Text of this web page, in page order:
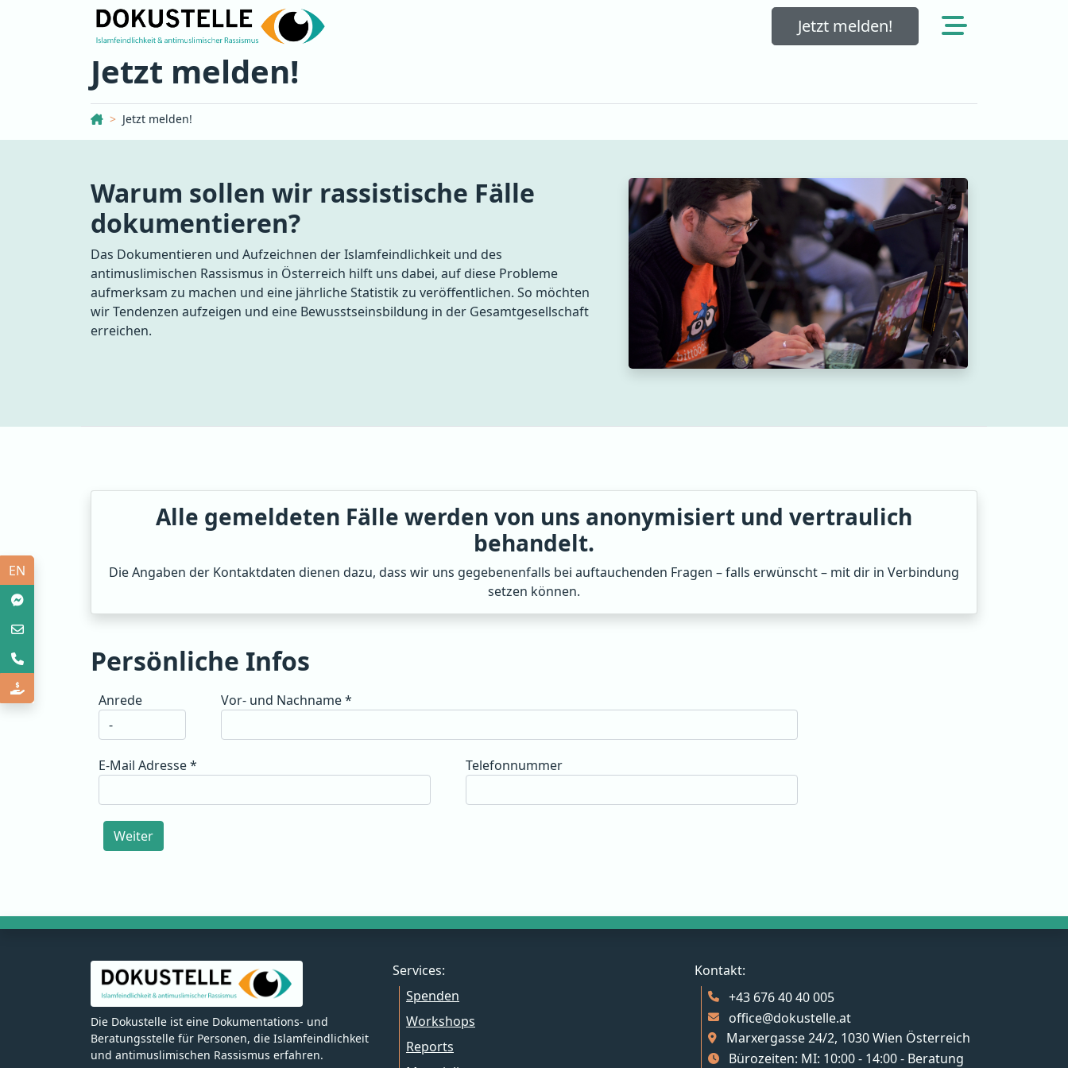
Jetzt melden!
Jetzt melden!
Dokustelle Österreich
Jetzt melden!
Warum sollen wir rassistische Fälle
dokumentieren?
Das Dokumentieren und Aufzeichnen der Islamfeindlichkeit und des
antimuslimischen Rassismus in Österreich hilft uns dabei, auf diese Probleme
aufmerksam zu machen und eine jährliche Statistik zu veröffentlichen. So möchten
wir Tendenzen aufzeigen und eine Bewusstseinsbildung in der Gesamtgesellschaft
erreichen.
Alle gemeldeten Fälle werden von uns anonymisiert und vertraulich
behandelt.
Die Angaben der Kontaktdaten dienen dazu, dass wir uns gegebenenfalls bei auftauchenden Fragen – falls erwünscht – mit dir in Verbindung
setzen können.
Persönliche Infos
Anrede Vor- und Nachname*
E-Mail Adresse* Telefonnummer
Weiter
Die Dokustelle ist eine Dokumentations- und
Beratungsstelle für Personen, die Islamfeindlichkeit
und antimuslimischen Rassismus erfahren.
Services:
Spenden
Workshops
Reports
Kontakt:
+43 676 40 40 005
office@dokustelle.at
Marxergasse 24/2, 1030 Wien Österreich
Bürozeiten: MI: 10:00 - 14:00 - Beratung
EN